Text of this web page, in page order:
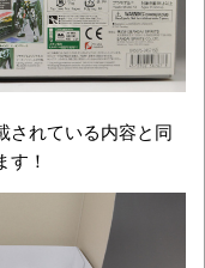
されている内容と同
！